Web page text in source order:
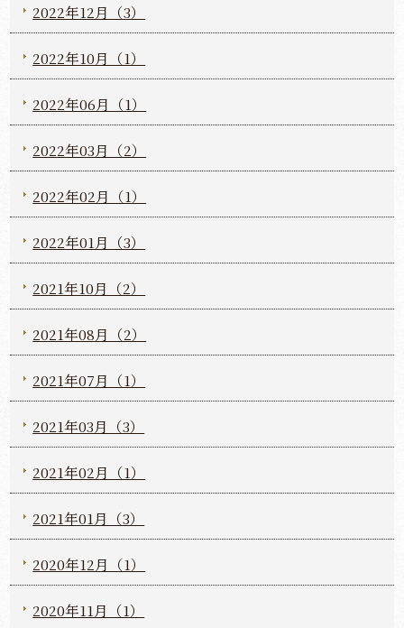
2022年12月（3）
2022年10月（1）
2022年06月（1）
2022年03月（2）
2022年02月（1）
2022年01月（3）
2021年10月（2）
2021年08月（2）
2021年07月（1）
2021年03月（3）
2021年02月（1）
2021年01月（3）
2020年12月（1）
2020年11月（1）